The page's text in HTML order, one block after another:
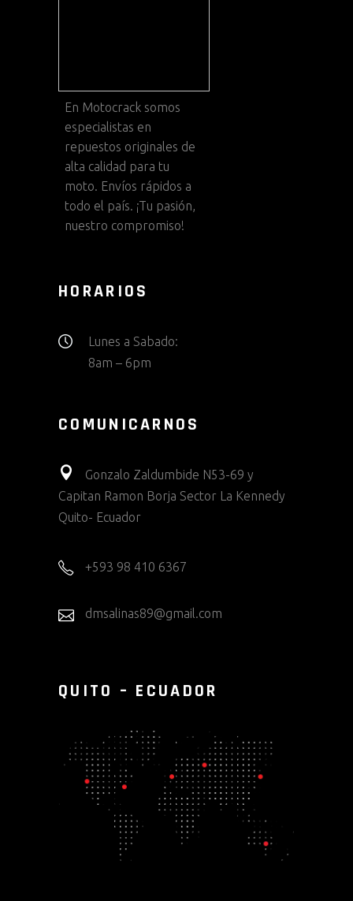
En Motocrack somos
especialistas en
repuestos originales de
alta calidad para tu
moto. Envíos rápidos a
todo el país. ¡Tu pasión,
nuestro compromiso!
HORARIOS
Lunes a Sabado:
8am – 6pm
COMUNICARNOS
Gonzalo Zaldumbide N53-69 y
Capitan Ramon Borja Sector La Kennedy
Quito- Ecuador
+593 98 410 6367
dmsalinas89@gmail.com
QUITO – ECUADOR